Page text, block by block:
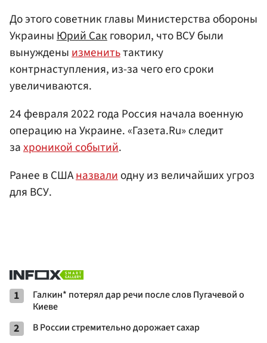
До этого советник главы Министерства обороны
УкраиныЮрий Сакговорил, что ВСУ были
вынужденыизменитьтактику
контрнаступления, из-за чего его сроки
увеличиваются.
24 февраля 2022 года Россия начала военную
операцию на Украине. «Газета.Ru» следит
захроникой событий.
Ранее в СШАназвалиодну из величайших угроз
для ВСУ.
1
Галкин* потерял дар речи после слов Пугачевой о
Киеве
2 В России стремительно дорожает сахар